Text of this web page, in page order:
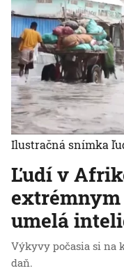
Ľudí v
umelá
Výkyvy počasia si na
daň.
Ilustračná snímka